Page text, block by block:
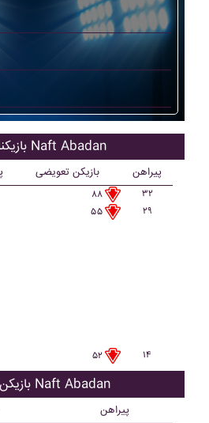
بازیکنان اصلی Naft Abadan
بازیکن تعویضی پیراهن
۸۸
۳۲
۵۵
۲۹
۵۲ ۱۴
بازیکن تعویضی Naft Abadan
پیراهن